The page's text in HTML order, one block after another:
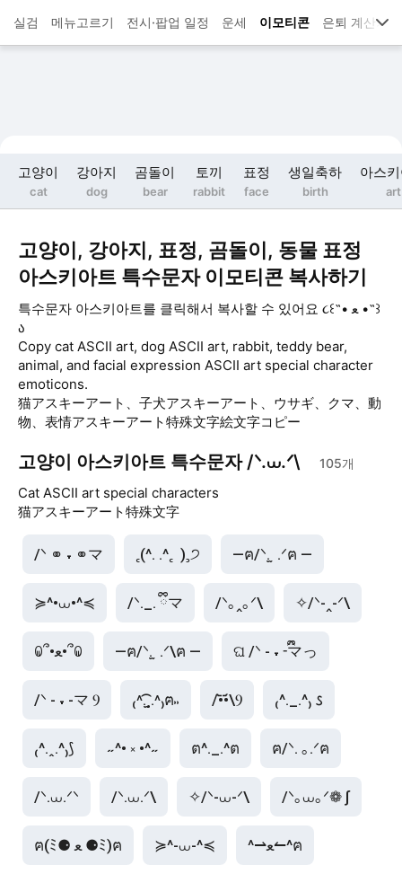
실검 메뉴고르기 전시·팝업 일정 운세 이모티콘 은퇴 계산기
고양이
cat
강아지
dog
곰돌이
bear
토끼
rabbit
표정
face
생일축하
birth
아스
art
고양이, 강아지, 표정, 곰돌이, 동물 표정
아스키아트 특수문자 이모티콘 복사하기
특수문자 아스키아트를 클릭해서 복사할 수 있어요 ૮꒰˵• ﻌ •˵꒱
ა
Copy cat ASCII art, dog ASCII art, rabbit, teddy bear,
animal, and facial expression ASCII art special character
emoticons.
猫アスキーアート、子犬アスキーアート、ウサギ、クマ、動
物、表情アスキーアート特殊文字絵文字コピー
고양이 아스키아트 특수문자 /ᐠ.⩊.ᐟ\ 105개
Cat ASCII art special characters
猫アスキーアート特殊文字
/ᐠ ⚭ ˕ ⚭マ ꜀(^. .^꜀  )꜆੭ —ฅ/ᐠ. ̫ .ᐟฅ —
≽^•⩊•^≼ /ᐠ._. ྀིマ /ᐠ｡‸｡ᐟ\ ✧/ᐠ-‸-ᐟ\
ꐑ՞•ﻌ•՞ꐑ —ฅ/ᐠ. ̫ .ᐟ\ฅ — ଘ /ᐠ - ˕ -ྀིマっ
/ᐠ - ˕ -マ Ⳋ ₍˄.͡˳̫.˄₎ฅ˒˒ /•᷅•᷄\Ⳋ ₍^._.^₎ 𐒡
₍^.ꞈ.^₎⟆ ˶^• ༝ •^˶ ต^._.^ต ฅ/ᐠ. ｡.ᐟฅ
/ᐠ.⩊.ᐟᐠ /ᐠ.⩊.ᐟ\ ✧/ᐠ-⩊-ᐟ\ /ᐠ｡⩊｡ᐟ❁ ∫
ฅ(ﾐ⚈ ﻌ ⚈ﾐ)ฅ ≽^-⩊-^≼ ^⇀ﻌ↼^ฅ